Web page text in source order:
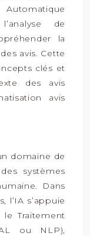
de
la
avis. Cette
clés et
des avis
avis
domaine de
systèmes
Dans
l’IA s’appuie
Traitement
ou NLP),